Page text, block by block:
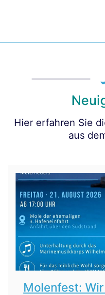
Hier erfahren Sie
aus
Molenfest: